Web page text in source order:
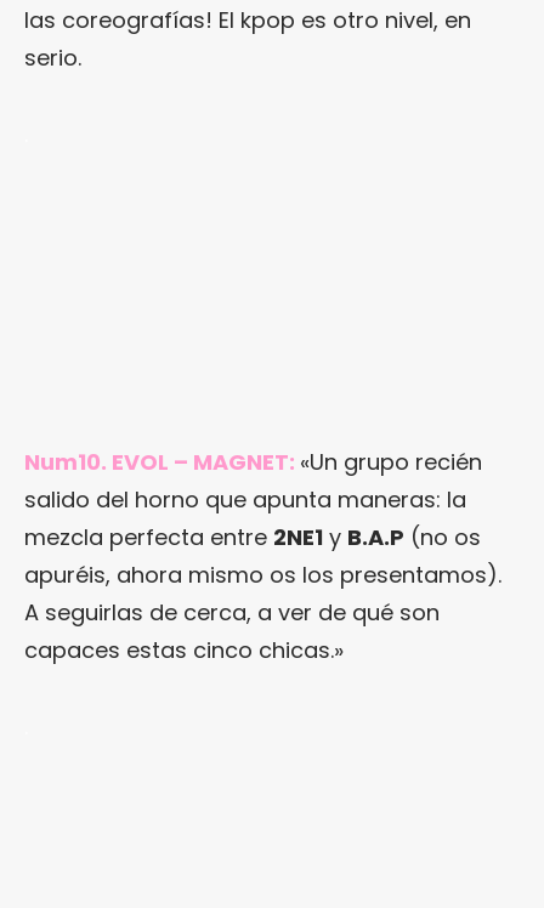
las coreografías! El kpop es otro nivel, en
serio.
Num10. EVOL – MAGNET: «Un grupo recién
salido del horno que apunta maneras: la
mezcla perfecta entre 2NE1 y B.A.P (no os
apuréis, ahora mismo os los presentamos).
A seguirlas de cerca, a ver de qué son
capaces estas cinco chicas.»